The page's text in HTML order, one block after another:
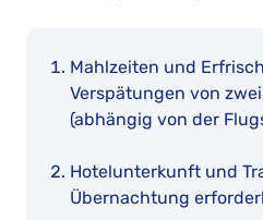
Mahlzeiten und
Verspätungen von
(abhängig von der
Hotelunterkunft und
Übernachtung